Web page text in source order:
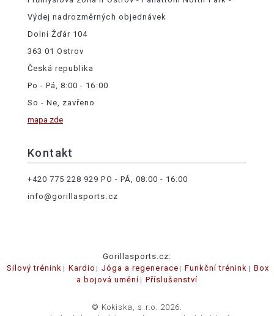
Výdej nadrozměrných objednávek
Dolní Žďár 104
363 01 Ostrov
Česká republika
Po - Pá, 8:00 - 16:00
So - Ne, zavřeno
mapa zde
Kontakt
+420 775 228 929 PO - PÁ, 08:00 - 16:00
info@gorillasports.cz
Gorillasports.cz:
Silový trénink
Kardio Jóga a regenerace Funkční trénink
Box
a bojová umění
Příslušenství
© Kokiska, s.r.o. 2026.